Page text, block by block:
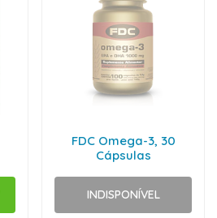
FDC Omega-3, 30
Cápsulas
INDISPONÍVEL